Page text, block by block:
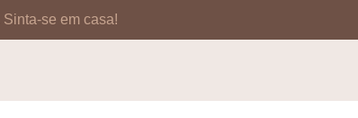
Sinta-se em casa!